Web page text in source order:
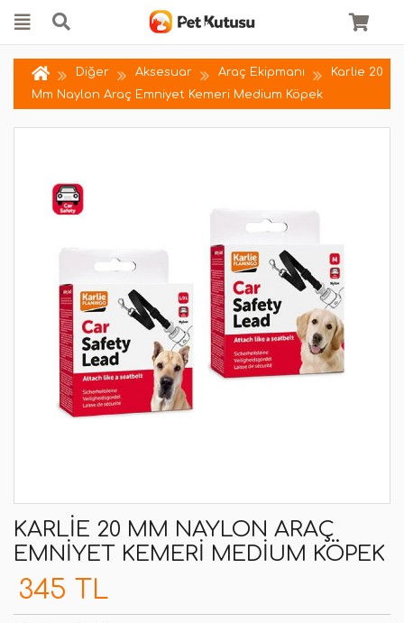
Diğer Aksesuar Araç Ekipmanı
Karlie 20
Mm Naylon Araç Emniyet Kemeri Medium Köpek
KARLIE 20 MM NAYLON ARAÇ
EMNIYET KEMERI MEDIUM KÖPEK
345 TL